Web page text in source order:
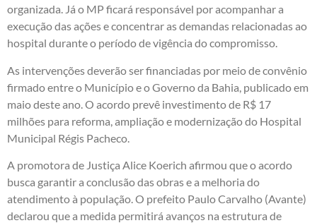
organizada. Já o MP ficará responsável por acompanhar a
execução das ações e concentrar as demandas relacionadas ao
hospital durante o período de vigência do compromisso.
As intervenções deverão ser financiadas por meio de convênio
firmado entre o Município e o Governo da Bahia, publicado em
maio deste ano. O acordo prevê investimento de R$ 17
milhões para reforma, ampliação e modernização do Hospital
Municipal Régis Pacheco.
A promotora de Justiça Alice Koerich afirmou que o acordo
busca garantir a conclusão das obras e a melhoria do
atendimento à população. O prefeito Paulo Carvalho (Avante)
declarou que a medida permitirá avanços na estrutura de